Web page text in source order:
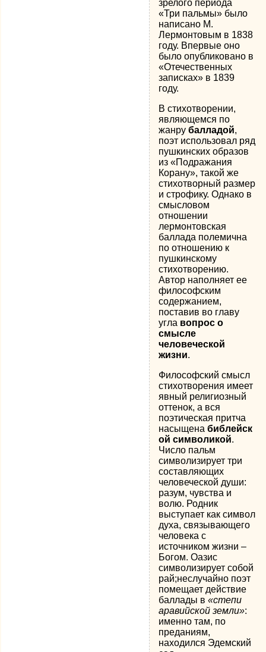
зрелого периода
«Три пальмы» было
написано М.
Лермонтовым в 1838
году. Впервые оно
было опубликовано в
«Отечественных
записках» в 1839
году.
В стихотворении,
являющемся по
жанрубалладой,
поэт использовал ряд
пушкинских образов
из «Подражания
Корану», такой же
стихотворный размер
и строфику. Однако в
смысловом
отношении
лермонтовская
баллада полемична
по отношению к
пушкинскому
стихотворению.
Автор наполняет ее
философским
содержанием,
поставив во главу
угла вопрос о
смысле
человеческой
жизни.
Философский смысл
стихотворения имеет
явный религиозный
оттенок, а вся
поэтическая притча
насыщенабиблейск
ой символикой.
Число пальм
символизирует три
составляющих
человеческой души:
разум, чувства и
волю. Родник
выступает как символ
духа, связывающего
человека с
источником жизни –
Богом. Оазис
символизирует собой
рай;неслучайно поэт
помещает действие
баллады в«степи
аравийской земли»:
именно там, по
преданиям,
находился Эдемский